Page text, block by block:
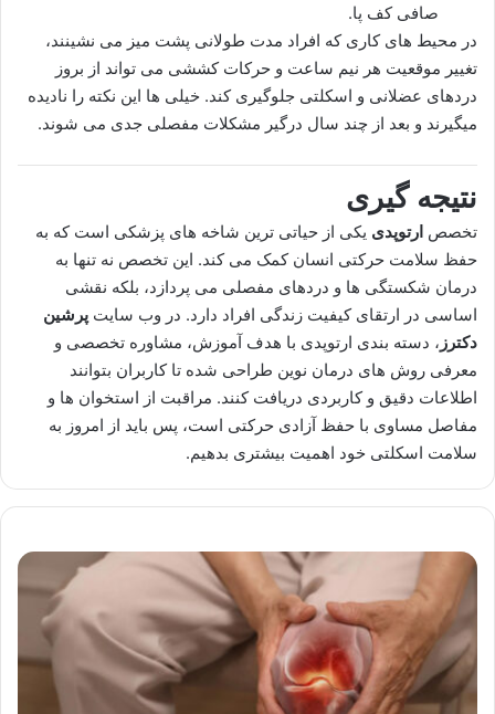
صافی کف پا.
در محیط های کاری که افراد مدت طولانی پشت میز می نشینند،
تغییر موقعیت هر نیم ساعت و حرکات کششی می تواند از بروز
دردهای عضلانی و اسکلتی جلوگیری کند. خیلی ها این نکته را نادیده
میگیرند و بعد از چند سال درگیر مشکلات مفصلی جدی می شوند.
نتیجه گیری
تخصص ارتوپدی یکی از حیاتی ترین شاخه های پزشکی است که به
حفظ سلامت حرکتی انسان کمک می کند. این تخصص نه تنها به
درمان شکستگی ها و دردهای مفصلی می پردازد، بلکه نقشی
اساسی در ارتقای کیفیت زندگی افراد دارد. در وب سایت پرشین
دکترز ، دسته بندی ارتوپدی با هدف آموزش، مشاوره تخصصی و
معرفی روش های درمان نوین طراحی شده تا کاربران بتوانند
اطلاعات دقیق و کاربردی دریافت کنند. مراقبت از استخوان ها و
مفاصل مساوی با حفظ آزادی حرکتی است، پس باید از امروز به
سلامت اسکلتی خود اهمیت بیشتری بدهیم.